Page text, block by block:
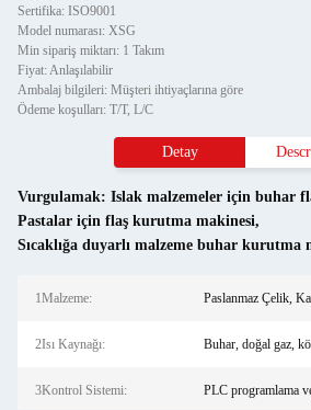
Sertifika: ISO9001
Model numarası: XSG
Min sipariş miktarı: 1 Takım
Fiyat: Anlaşılabilir
Ambalaj bilgileri: Müşteri ihtiyaçlarına göre
Ödeme koşulları: T/T, L/C
Detay
Vurgulamak: Islak malzemeler için buhar
Pastalar için flaş kurutma makinesi,
Sıcaklığa duyarlı malzeme buhar kurutma
1Malzeme: Paslanmaz Çelik,
2Isı Kaynağı: Buhar, doğal gaz,
3Kontrol Sistemi: PLC programlama